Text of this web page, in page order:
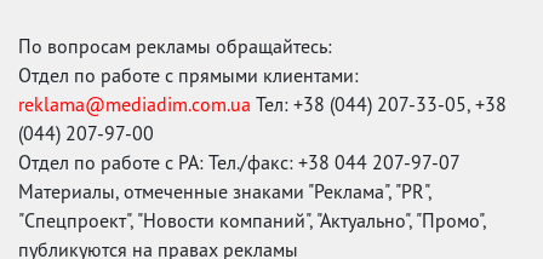
По вопросам рекламы обращайтесь:
Отдел по работе с прямыми клиентами:
reklama@mediadim.com.ua Тел: +38 (044) 207-33-05, +38
(044) 207-97-00
Отдел по работе с РА: Тел./факс: +38 044 207-97-07
Материалы, отмеченные знаками "Реклама", "PR",
"Спецпроект", "Новости компаний", "Актуально", "Промо",
публикуются на правах рекламы